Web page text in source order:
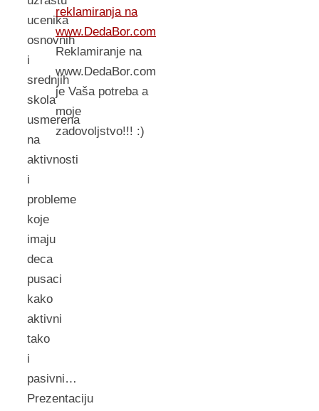
ucenika
osnovnih
i
srednjih
skola
usmerena
na
aktivnosti
i
probleme
koje
imaju
deca
pusaci
kako
aktivni
tako
i
pasivni…
Prezentaciju
reklamiranja na
www.DedaBor.com
Reklamiranje na
www.DedaBor.com
je Vaša potreba a
moje
zadovoljstvo!!! :)